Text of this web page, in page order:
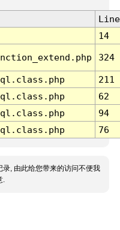
Line
14
324
211
62
94
76
录, 由此给您带来的访问不便我
.